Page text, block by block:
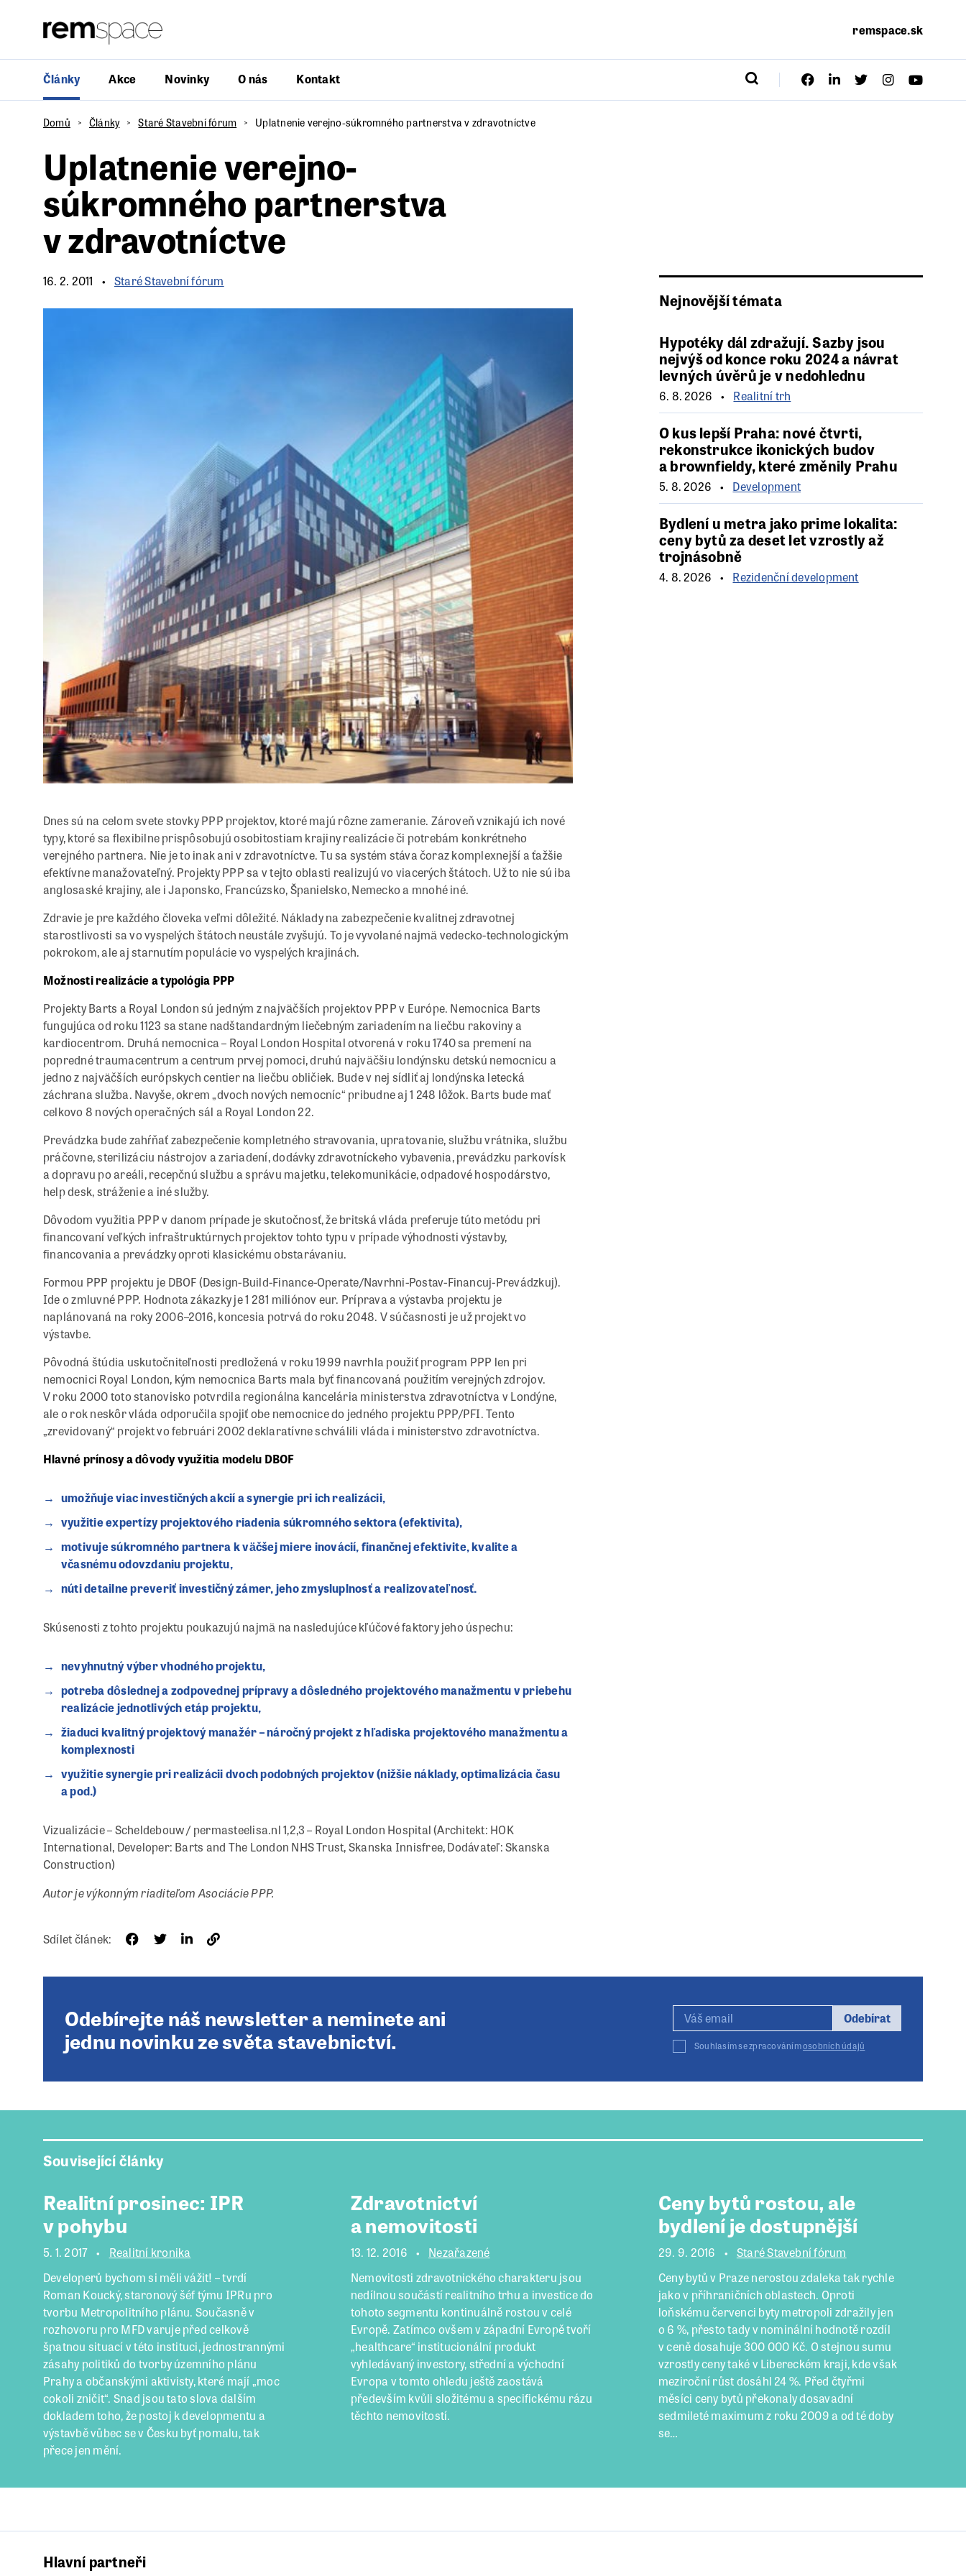
remspace.sk
Články Akce Novinky O nás Kontakt
Domů Články Staré Stavební fórum Uplatnenie verejno-súkromného partnerstva v zdravotníctve
Uplatnenie verejno-
súkromného partnerstva
v zdravotníctve
16. 2. 2011 Staré Stavební fórum
Dnes sú na celom svete stovky PPP projektov, ktoré majú rôzne zameranie. Zároveň vznikajú ich nové
typy, ktoré sa flexibilne prispôsobujú osobitostiam krajiny realizácie či potrebám konkrétneho
verejného partnera. Nie je to inak ani v zdravotníctve. Tu sa systém stáva čoraz komplexnejší a ťažšie
efektívne manažovateľný. Projekty PPP sa v tejto oblasti realizujú vo viacerých štátoch. Už to nie sú iba
anglosaské krajiny, ale i Japonsko, Francúzsko, Španielsko, Nemecko a mnohé iné.
Zdravie je pre každého človeka veľmi dôležité. Náklady na zabezpečenie kvalitnej zdravotnej
starostlivosti sa vo vyspelých štátoch neustále zvyšujú. To je vyvolané najmä vedecko-technologickým
pokrokom, ale aj starnutím populácie vo vyspelých krajinách.
Možnosti realizácie a typológia PPP
Projekty Barts a Royal London sú jedným z najväčších projektov PPP v Európe. Nemocnica Barts
fungujúca od roku 1123 sa stane nadštandardným liečebným zariadením na liečbu rakoviny a
kardiocentrom. Druhá nemocnica – Royal London Hospital otvorená v roku 1740 sa premení na
popredné traumacentrum a centrum prvej pomoci, druhú najväčšiu londýnsku detskú nemocnicu a
jedno z najväčších európskych centier na liečbu obličiek. Bude v nej sídliť aj londýnska letecká
záchrana služba. Navyše, okrem „dvoch nových nemocníc“ pribudne aj 1 248 lôžok. Barts bude mať
celkovo 8 nových operačných sál a Royal London 22.
Prevádzka bude zahŕňať zabezpečenie kompletného stravovania, upratovanie, službu vrátnika, službu
práčovne, sterilizáciu nástrojov a zariadení, dodávky zdravotníckeho vybavenia, prevádzku parkovísk
a dopravu po areáli, recepčnú službu a správu majetku, telekomunikácie, odpadové hospodárstvo,
help desk, stráženie a iné služby.
Dôvodom využitia PPP v danom prípade je skutočnosť, že britská vláda preferuje túto metódu pri
financovaní veľkých infraštruktúrnych projektov tohto typu v prípade výhodnosti výstavby,
financovania a prevádzky oproti klasickému obstarávaniu.
Formou PPP projektu je DBOF (Design-Build-Finance-Operate/Navrhni-Postav-Financuj-Prevádzkuj).
Ide o zmluvné PPP. Hodnota zákazky je 1 281 miliónov eur. Príprava a výstavba projektu je
naplánovaná na roky 2006–2016, koncesia potrvá do roku 2048. V súčasnosti je už projekt vo
výstavbe.
Pôvodná štúdia uskutočniteľnosti predložená v roku 1999 navrhla použiť program PPP len pri
nemocnici Royal London, kým nemocnica Barts mala byť financovaná použitím verejných zdrojov.
V roku 2000 toto stanovisko potvrdila regionálna kancelária ministerstva zdravotníctva v Londýne,
ale o rok neskôr vláda odporučila spojiť obe nemocnice do jedného projektu PPP/PFI. Tento
„zrevidovaný“ projekt vo februári 2002 deklaratívne schválili vláda i ministerstvo zdravotníctva.
Hlavné prínosy a dôvody využitia modelu DBOF
umožňuje viac investičných akcií a synergie pri ich realizácii,
využitie expertízy projektového riadenia súkromného sektora (efektivita),
motivuje súkromného partnera k väčšej miere inovácií, finančnej efektivite, kvalite a
včasnému odovzdaniu projektu,
núti detailne preveriť investičný zámer, jeho zmysluplnosť a realizovateľnosť.
Skúsenosti z tohto projektu poukazujú najmä na nasledujúce kľúčové faktory jeho úspechu:
nevyhnutný výber vhodného projektu,
potreba dôslednej a zodpovednej prípravy a dôsledného projektového manažmentu v priebehu
realizácie jednotlivých etáp projektu,
žiaduci kvalitný projektový manažér – náročný projekt z hľadiska projektového manažmentu a
komplexnosti
využitie synergie pri realizácii dvoch podobných projektov (nižšie náklady, optimalizácia času
a pod.)
Vizualizácie – Scheldebouw / permasteelisa.nl 1,2,3 – Royal London Hospital (Architekt: HOK
International, Developer: Barts and The London NHS Trust, Skanska Innisfree, Dodávateľ: Skanska
Construction)
Autor je výkonným riaditeľom Asociácie PPP.
Sdílet článek:
Nejnovější témata
Hypotéky dál zdražují. Sazby jsou
nejvýš od konce roku 2024 a návrat
levných úvěrů je v nedohlednu
6. 8. 2026 Realitní trh
O kus lepší Praha: nové čtvrti,
rekonstrukce ikonických budov
a brownfieldy, které změnily Prahu
5. 8. 2026 Development
Bydlení u metra jako prime lokalita:
ceny bytů za deset let vzrostly až
trojnásobně
4. 8. 2026 Rezidenční development
Odebírejte náš newsletter a neminete ani
jednu novinku ze světa stavebnictví.
Odebírat
Souhlasím se zpracovánímosobních údajů
Související články
Realitní prosinec: IPR
v pohybu
5. 1. 2017
Realitní kronika
Developerů bychom si měli vážit! – tvrdí
Roman Koucký, staronový šéf týmu IPRu pro
tvorbu Metropolitního plánu. Současně v
rozhovoru pro MFD varuje před celkově
špatnou situací v této instituci, jednostrannými
zásahy politiků do tvorby územního plánu
Prahy a občanskými aktivisty, které mají „moc
cokoli zničit“. Snad jsou tato slova dalším
dokladem toho, že postoj k developmentu a
výstavbě vůbec se v Česku byť pomalu, tak
přece jen mění.
Zdravotnictví
a nemovitosti
13. 12. 2016
Nezařazené
Nemovitosti zdravotnického charakteru jsou
nedílnou součástí realitního trhu a investice do
tohoto segmentu kontinuálně rostou v celé
Evropě. Zatímco ovšem v západní Evropě tvoří
„healthcare“ institucionální produkt
vyhledávaný investory, střední a východní
Evropa v tomto ohledu ještě zaostává
především kvůli složitému a specifickému rázu
těchto nemovitostí.
Ceny bytů rostou, ale
bydlení je dostupnější
29. 9. 2016
Staré Stavební fórum
Ceny bytů v Praze nerostou zdaleka tak rychle
jako v příhraničních oblastech. Oproti
loňskému červenci byty metropoli zdražily jen
o 6 %, přesto tady v nominální hodnotě rozdíl
v ceně dosahuje 300 000 Kč. O stejnou sumu
vzrostly ceny také v Libereckém kraji, kde však
meziroční růst dosáhl 24 %. Před čtyřmi
měsíci ceny bytů překonaly dosavadní
sedmileté maximum z roku 2009 a od té doby
se…
Hlavní partneři